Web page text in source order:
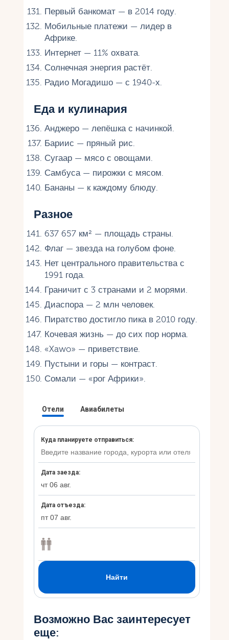
Первый банкомат — в 2014 году.
Мобильные платежи — лидер в
Африке.
Интернет — 11% охвата.
Солнечная энергия растёт.
Радио Могадишо — с 1940-х.
Еда и кулинария
Анджеро — лепёшка с начинкой.
Бариис — пряный рис.
Сугаар — мясо с овощами.
Самбуса — пирожки с мясом.
Бананы — к каждому блюду.
Разное
637 657 км² — площадь страны.
Флаг — звезда на голубом фоне.
Нет центрального правительства с
1991 года.
Граничит с 3 странами и 2 морями.
Диаспора — 2 млн человек.
Пиратство достигло пика в 2010 году.
Кочевая жизнь — до сих пор норма.
«Xawo» — приветствие.
Пустыни и горы — контраст.
Сомали — «рог Африки».
Возможно Вас заинтересует
еще: